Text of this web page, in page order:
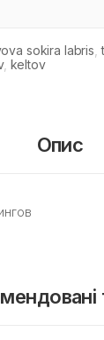
sokira labris ,
, keltov
Опис